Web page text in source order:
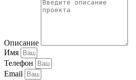
Описание
Имя
Телефон
Email